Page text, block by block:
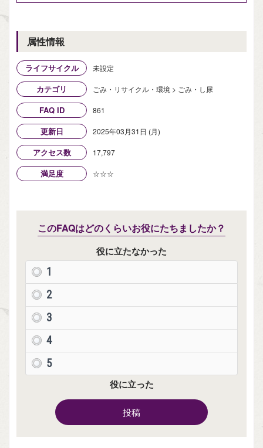
属性情報
ライフサイクル 未設定
カテゴリ ごみ・リサイクル・環境 > ごみ・し尿
FAQ ID 861
更新日 2025年03月31日 (月)
アクセス数 17,797
満足度 ☆☆☆
このFAQはどのくらいお役にたちましたか？
役に立たなかった
1
2
3
4
5
役に立った
投稿